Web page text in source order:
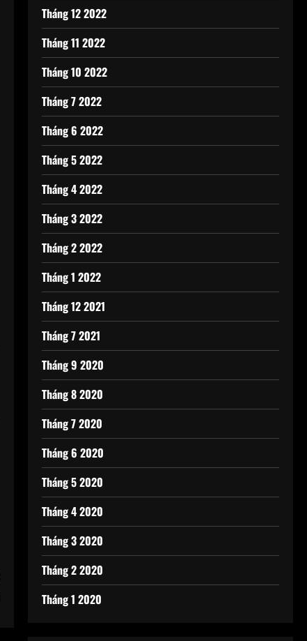
Tháng 12 2022
Tháng 11 2022
Tháng 10 2022
Tháng 7 2022
Tháng 6 2022
Tháng 5 2022
Tháng 4 2022
Tháng 3 2022
Tháng 2 2022
Tháng 1 2022
Tháng 12 2021
Tháng 7 2021
Tháng 9 2020
Tháng 8 2020
Tháng 7 2020
Tháng 6 2020
Tháng 5 2020
Tháng 4 2020
Tháng 3 2020
Tháng 2 2020
Tháng 1 2020